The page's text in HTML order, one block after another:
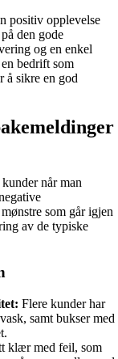
positiv opplevelse
den gode
og en enkel
bedrift som
å sikre en god
når man
som går igjen
av de typiske
Flere kunder har
samt bukser med
klær med feil, som